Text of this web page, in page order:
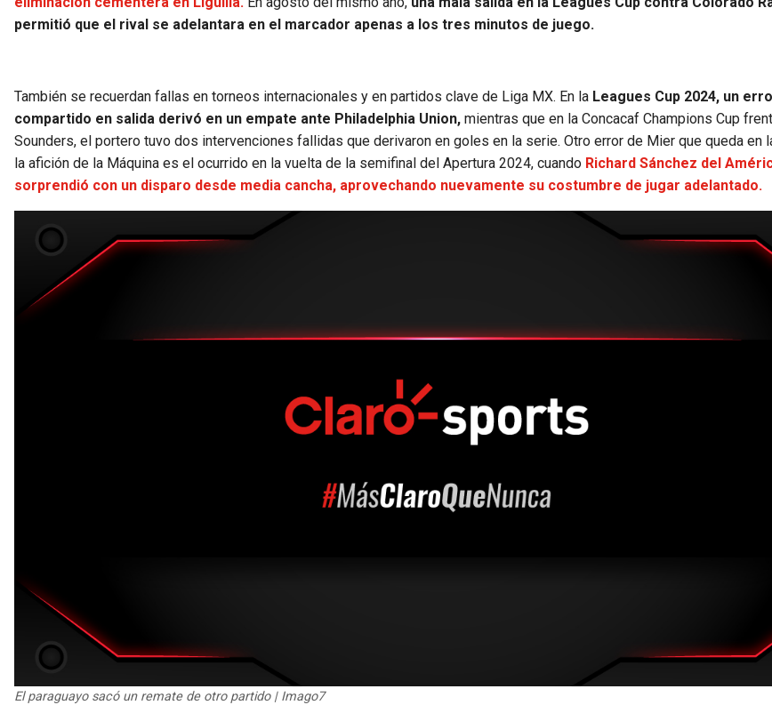
permitió que el rival se adelantara en el marcador apenas a los tres minutos de juego.
También se recuerdan fallas en torneos internacionales y en partidos clave de Liga MX. En la Leagues Cup 2024, un
compartido en salida derivó en un empate ante Philadelphia Union, mientras que en la Concacaf Champions Cup
Sounders, el portero tuvo dos intervenciones fallidas que derivaron en goles en la serie. Otro error de Mier que queda en
la afición de la Máquina es el ocurrido en la vuelta de la semifinal del Apertura 2024, cuando Richard Sánchez del
sorprendió con un disparo desde media cancha, aprovechando nuevamente su costumbre de jugar adelantado.
El paraguayo sacó un remate de otro partido | Imago7